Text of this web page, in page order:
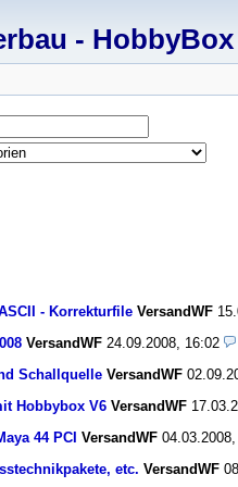
-
- Korrekturfile VersandWF
VersandWF 24.09.2008, 16:02
Schallquelle VersandWF
Hobbybox V6 VersandWF
44 PCI VersandWF 04.03.2008,
etc. VersandWF